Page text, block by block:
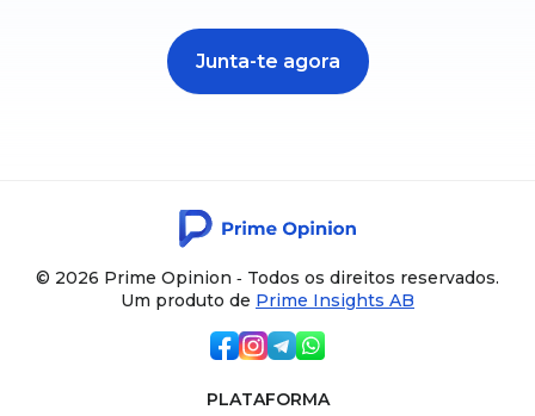
Junta-te agora
© 2026 Prime Opinion ‐ Todos os direitos reservados.
Um produto de Prime Insights AB
PLATAFORMA